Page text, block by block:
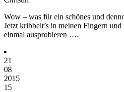
Wow – was für ein schönes und
Jetzt kribbelt’s in meinen Fingern
einmal ausprobieren ….
21
08
2015
15